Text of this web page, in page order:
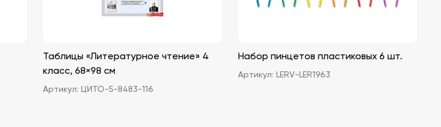
Таблицы «Литературное чтение» 4
класс, 68×98 см
Артикул: ЦИТО-5-8483-116
Набор пинцетов пластиковых 6 шт.
Артикул: LERV-LER1963